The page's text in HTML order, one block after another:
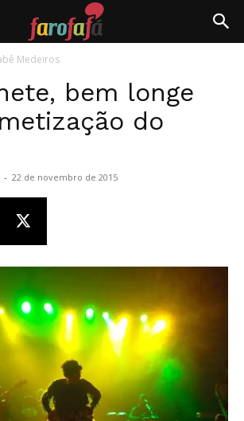
Medeiros
bem longe
do
- 22 de novembro de 2015